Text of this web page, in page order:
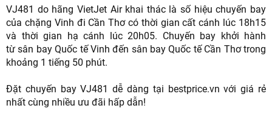
VJ481 do hãng VietJet Air khai thác là số hiệu chuyến bay
của chặng Vinh đi Cần Thơ có thời gian cất cánh lúc 18h15
và thời gian hạ cánh lúc 20h05. Chuyến bay khởi hành
từ sân bay Quốc tế Vinh đến sân bay Quốc tế Cần Thơ trong
khoảng 1 tiếng 50 phút.
Đặt chuyến bay VJ481 dễ dàng tại bestprice.vn với giá rẻ
nhất cùng nhiều ưu đãi hấp dẫn!